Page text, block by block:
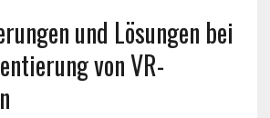
und Lösungen bei
von VR-